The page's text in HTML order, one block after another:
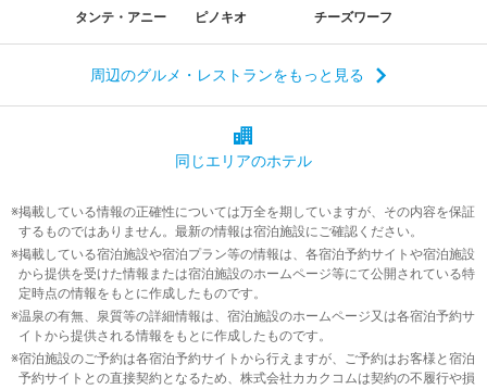
タンテ・アニー ピノキオ チーズワーフ
周辺のグルメ・レストランをもっと見る
同じエリアのホテル
掲載している情報の正確性については万全を期していますが、その内容を保証
するものではありません。最新の情報は宿泊施設にご確認ください。
掲載している宿泊施設や宿泊プラン等の情報は、各宿泊予約サイトや宿泊施設
から提供を受けた情報または宿泊施設のホームページ等にて公開されている特
定時点の情報をもとに作成したものです。
温泉の有無、泉質等の詳細情報は、宿泊施設のホームページ又は各宿泊予約サ
イトから提供される情報をもとに作成したものです。
宿泊施設のご予約は各宿泊予約サイトから行えますが、ご予約はお客様と宿泊
予約サイトとの直接契約となるため、株式会社カカクコムは契約の不履行や損